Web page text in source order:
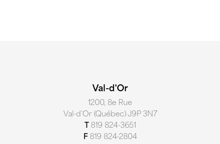
Val-d'Or
1200, 8e Rue
Val-d'Or (Québec) J9P 3N7
819 824-3651
F819 824-2804